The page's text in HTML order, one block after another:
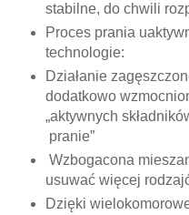
stabilne, do chwili
Proces prania
technologie:
Działanie
dodatkowo
„aktywnych
pranie”
Wzbogacona
usuwać więcej
Dzięki